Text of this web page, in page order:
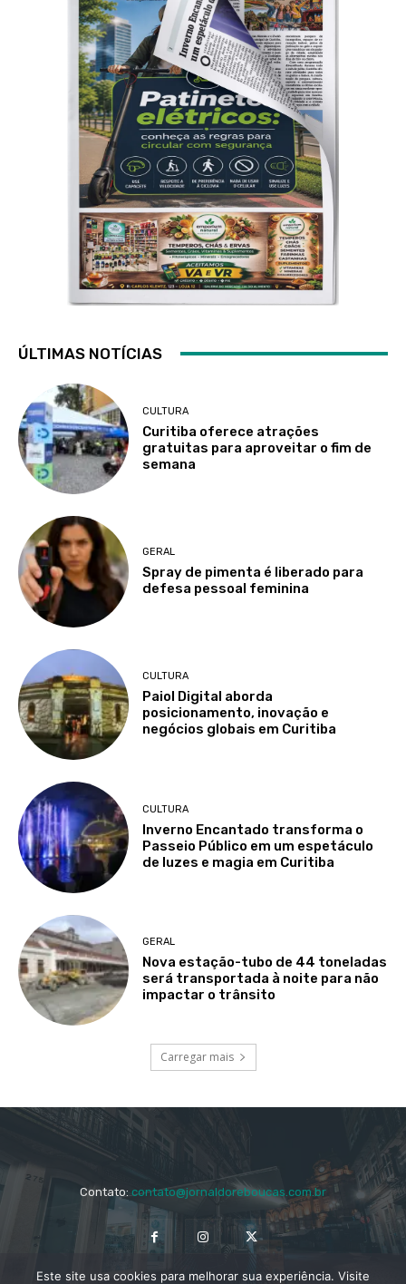
ÚLTIMAS NOTÍCIAS
CULTURA
Curitiba oferece atrações
gratuitas para aproveitar o fim de
semana
GERAL
Spray de pimenta é liberado para
defesa pessoal feminina
CULTURA
Paiol Digital aborda
posicionamento, inovação e
negócios globais em Curitiba
CULTURA
Inverno Encantado transforma o
Passeio Público em um espetáculo
de luzes e magia em Curitiba
GERAL
Nova estação-tubo de 44 toneladas
será transportada à noite para não
impactar o trânsito
Carregar mais
Contato: contato@jornaldoreboucas.com.br
Este site usa cookies para melhorar sua experiência. Visite